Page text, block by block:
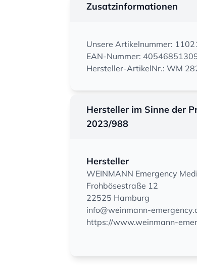
Zusatzinformationen
Unsere Artikelnummer:
EAN-Nummer:
Hersteller-ArtikelNr.: WM
Hersteller im Sinne der
2023/988
Hersteller
WEINMANN Emergency
Frohbösestraße 12
22525 Hamburg
info@weinmann-
https://www.weinmann-